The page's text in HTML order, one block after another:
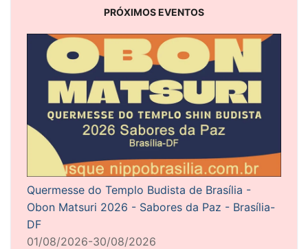
PRÓXIMOS EVENTOS
Quermesse do Templo Budista de Brasília -
Obon Matsuri 2026 - Sabores da Paz - Brasília-
DF
01/08/2026-30/08/2026